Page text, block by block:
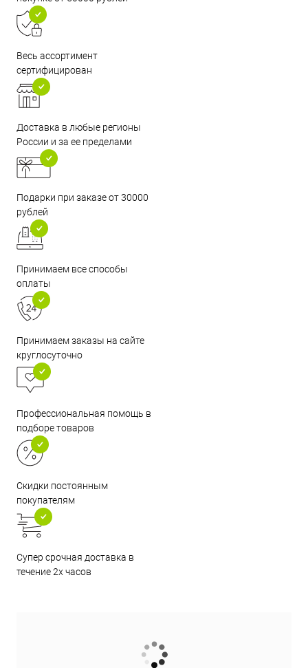
Весь ассортимент
сертифицирован
Доставка в любые регионы
России и за ее пределами
Подарки при заказе от 30000
рублей
Принимаем все способы
оплаты
Принимаем заказы на сайте
круглосуточно
Профессиональная помощь в
подборе товаров
Скидки постоянным
покупателям
Супер срочная доставка в
течение 2х часов